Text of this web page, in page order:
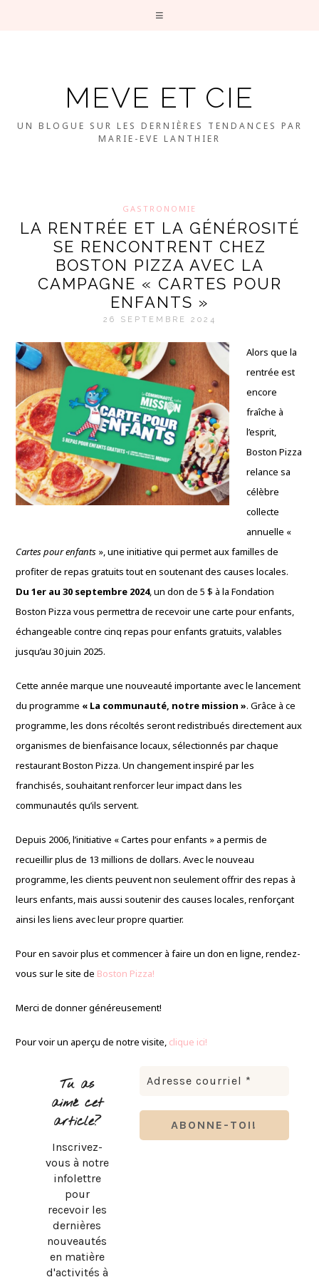
MEVE ET CIE
UN BLOGUE SUR LES DERNIÈRES TENDANCES PAR
MARIE-EVE LANTHIER
GASTRONOMIE
LA RENTRÉE ET LA GÉNÉROSITÉ
SE RENCONTRENT CHEZ
BOSTON PIZZA AVEC LA
CAMPAGNE « CARTES POUR
ENFANTS »
26 SEPTEMBRE 2024
Alors que la
rentrée est
encore
fraîche à
l’esprit,
Boston Pizza
relance sa
célèbre
collecte
annuelle «
Cartes pour enfants », une initiative qui permet aux familles de
profiter de repas gratuits tout en soutenant des causes locales.
Du 1er au 30 septembre 2024, un don de 5 $ à la Fondation
Boston Pizza vous permettra de recevoir une carte pour enfants,
échangeable contre cinq repas pour enfants gratuits, valables
jusqu’au 30 juin 2025.
Cette année marque une nouveauté importante avec le lancement
du programme « La communauté, notre mission ». Grâce à ce
programme, les dons récoltés seront redistribués directement aux
organismes de bienfaisance locaux, sélectionnés par chaque
restaurant Boston Pizza. Un changement inspiré par les
franchisés, souhaitant renforcer leur impact dans les
communautés qu’ils servent.
Depuis 2006, l’initiative « Cartes pour enfants » a permis de
recueillir plus de 13 millions de dollars. Avec le nouveau
programme, les clients peuvent non seulement offrir des repas à
leurs enfants, mais aussi soutenir des causes locales, renforçant
ainsi les liens avec leur propre quartier.
Pour en savoir plus et commencer à faire un don en ligne, rendez-
vous sur le site de Boston Pizza!
Merci de donner généreusement!
Pour voir un aperçu de notre visite, clique ici!
Tu as
aimé cet
article?
Inscrivez-
vous à notre
infolettre
pour
recevoir les
dernières
nouveautés
en matière
d'activités à